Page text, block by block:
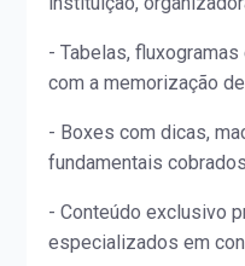
- Tabelas,
com a memorização
- Boxes com dicas,
fundamentais
- Conteúdo exclusivo
especializados em